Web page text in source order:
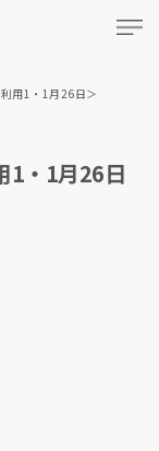
用1・1月26日＞
1・1月26日